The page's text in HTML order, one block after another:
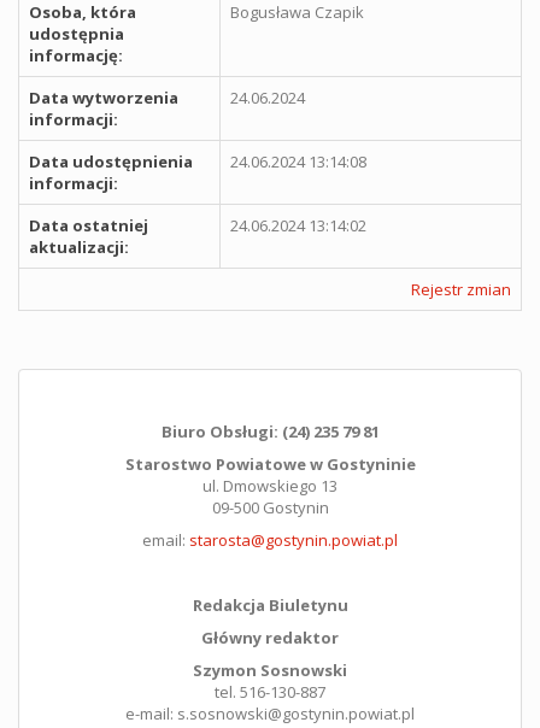
Osoba, która
udostępnia
informację:
Bogusława Czapik
Data wytworzenia
informacji:
24.06.2024
Data udostępnienia
informacji:
24.06.2024 13:14:08
Data ostatniej
aktualizacji:
24.06.2024 13:14:02
Rejestr zmian
Biuro Obsługi: (24) 235 79 81
Starostwo Powiatowe w Gostyninie
ul. Dmowskiego 13
09-500 Gostynin
email: starosta@gostynin.powiat.pl
Redakcja Biuletynu
Główny redaktor
Szymon Sosnowski
tel. 516-130-887
e-mail: s.sosnowski@gostynin.powiat.pl